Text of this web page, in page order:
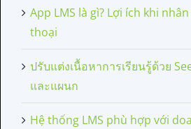
App LMS là gì? Lợi ích khi
thoại
ปรับแต่งเนื้อหาการเรียนรู้ด้วย
และแผนก
Hệ thống LMS phù hợp với